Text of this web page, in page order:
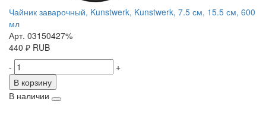
Чайник заварочный, Kunstwerk, Kunstwerk, 7.5 см, 15.5 см, 600
мл
Арт. 03150427%
440 ₽ RUB
-
+
В корзину
В наличии